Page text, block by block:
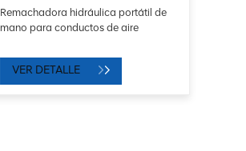
Remachadora hidráulica portátil de
mano para conductos de aire
VER DETALLE